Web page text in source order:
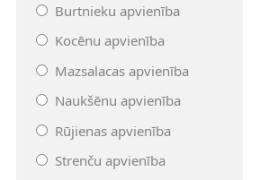
Burtnieku apvienība
Kocēnu apvienība
Mazsalacas apvienība
Naukšēnu apvienība
Rūjienas apvienība
Strenču apvienība